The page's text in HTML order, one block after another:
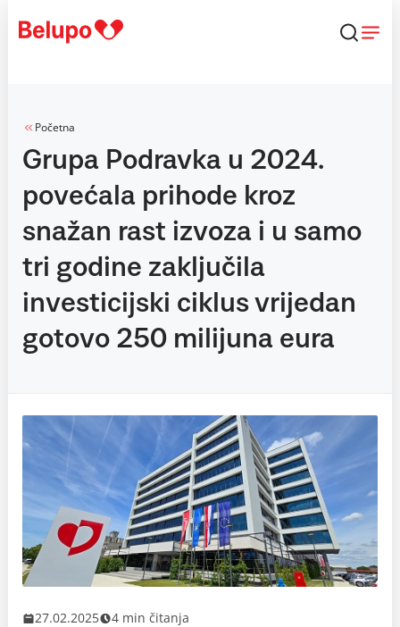
Početna
Grupa Podravka u 2024.
povećala prihode kroz
snažan rast izvoza i u samo
tri godine zaključila
investicijski ciklus vrijedan
gotovo 250 milijuna eura
27.02.2025 4 min čitanja